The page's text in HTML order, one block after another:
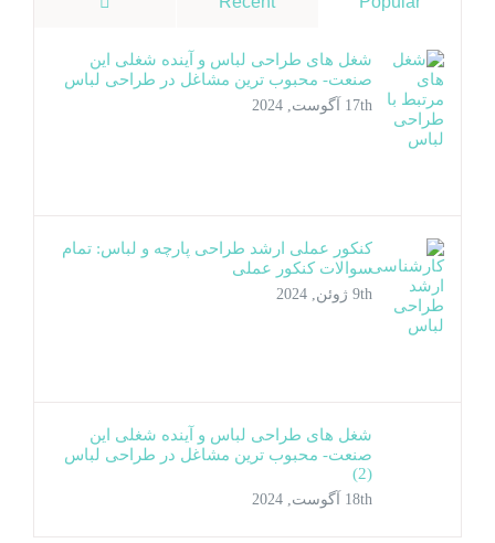
شغل های طراحی لباس و آینده شغلی این
صنعت- محبوب ترین مشاغل در طراحی لباس
17th آگوست, 2024
کنکور عملی ارشد طراحی پارچه و لباس: تمام
سوالات کنکور عملی
9th ژوئن, 2024
شغل های طراحی لباس و آینده شغلی این
صنعت- محبوب ترین مشاغل در طراحی لباس
(2)
18th آگوست, 2024